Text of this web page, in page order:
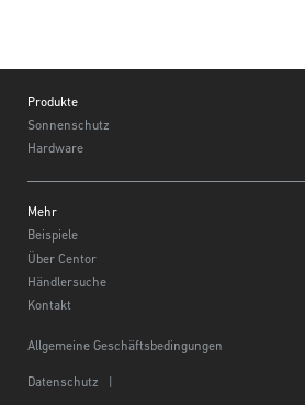
Produkte
Sonnenschutz
Hardware
Mehr
Beispiele
Über Centor
Händlersuche
Kontakt
Allgemeine Geschäftsbedingungen
Datenschutz